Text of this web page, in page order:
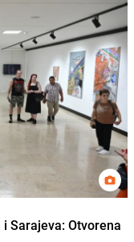
Sarajeva: Otvorena